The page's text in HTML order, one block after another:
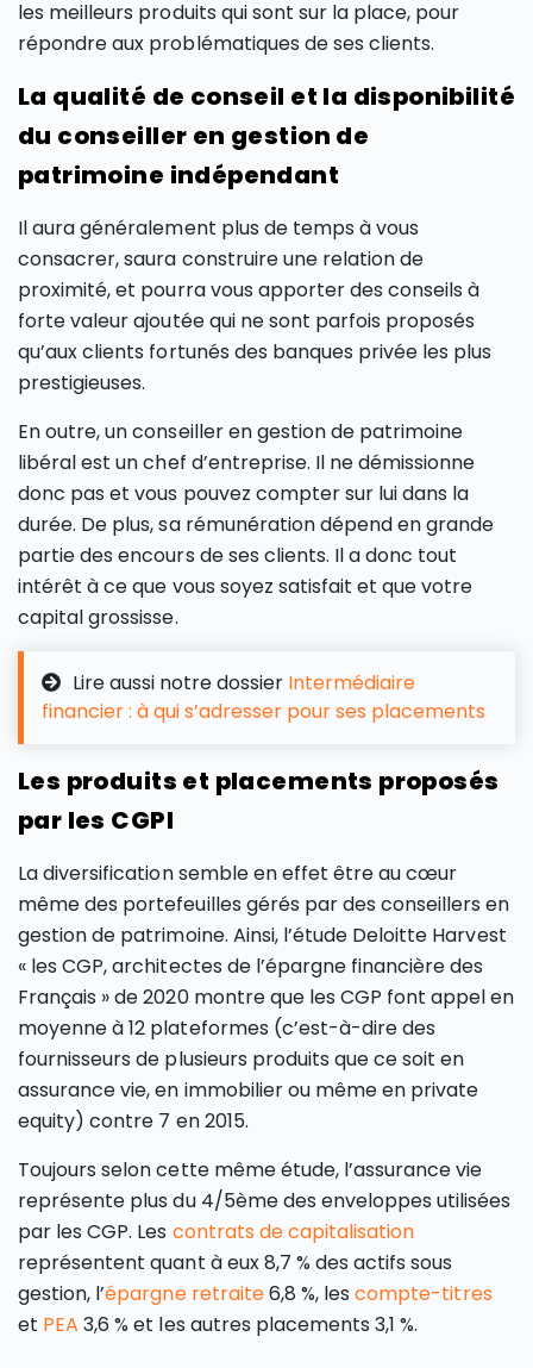
les meilleurs produits qui sont sur la place, pour
répondre aux problématiques de ses clients.
La qualité de conseil et la disponibilité
du conseiller en gestion de
patrimoine indépendant
Il aura généralement plus de temps à vous
consacrer, saura construire une relation de
proximité, et pourra vous apporter des conseils à
forte valeur ajoutée qui ne sont parfois proposés
qu’aux clients fortunés des banques privée les plus
prestigieuses.
En outre, un conseiller en gestion de patrimoine
libéral est un chef d’entreprise. Il ne démissionne
donc pas et vous pouvez compter sur lui dans la
durée. De plus, sa rémunération dépend en grande
partie des encours de ses clients. Il a donc tout
intérêt à ce que vous soyez satisfait et que votre
capital grossisse.
Lire aussi notre dossier Intermédiaire
financier : à qui s’adresser pour ses placements
Les produits et placements proposés
par les CGPI
La diversification semble en effet être au cœur
même des portefeuilles gérés par des conseillers en
gestion de patrimoine. Ainsi, l’étude Deloitte Harvest
« les CGP, architectes de l’épargne financière des
Français » de 2020 montre que les CGP font appel en
moyenne à 12 plateformes (c’est-à-dire des
fournisseurs de plusieurs produits que ce soit en
assurance vie, en immobilier ou même en private
equity) contre 7 en 2015.
Toujours selon cette même étude, l’assurance vie
représente plus du 4/5ème des enveloppes utilisées
par les CGP. Les contrats de capitalisation
représentent quant à eux 8,7 % des actifs sous
gestion, l’épargne retraite6,8 %, lescompte-titres
et PEA 3,6 % et les autres placements 3,1 %.